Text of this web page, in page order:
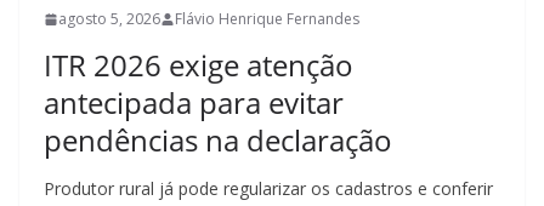
agosto 5, 2026 Flávio Henrique Fernandes
ITR 2026 exige atenção
antecipada para evitar
pendências na declaração
Produtor rural já pode regularizar os cadastros e conferir